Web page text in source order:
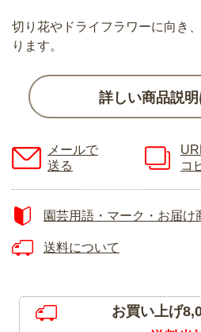
切り花やドライフラワーに向き
ります。
詳しい商品説
メールで
送る
コ
園芸用語・マーク・お届け
送料について
お買い上げ